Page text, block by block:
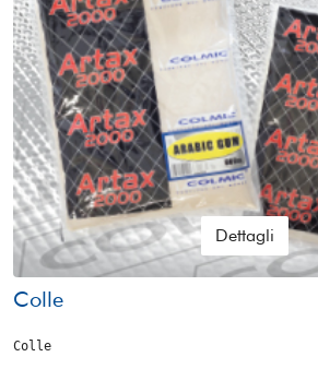
Dettagli
Colle
Colle